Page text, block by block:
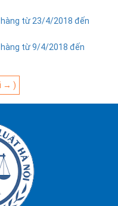
từ 23/4/2018 đến
từ 9/4/2018 đến
→ )